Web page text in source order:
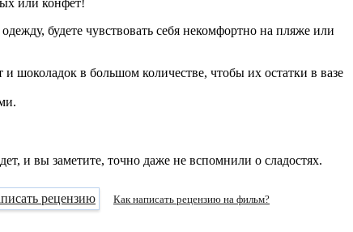
будете чувствовать себя некомфортно на пляже или
шоколадок в большом количестве, чтобы их остатки в вазе
и вы заметите, точно даже не вспомнили о сладостях.
Как написать рецензию на фильм?